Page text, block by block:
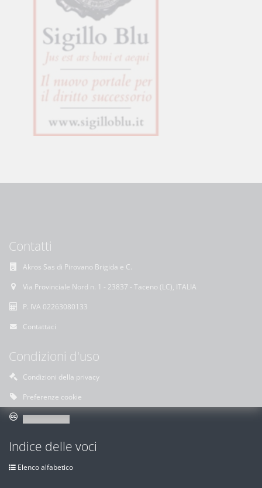
Contatti
Akros Sas di Pirovano Brigida e C.
Via Provinciale Nord n. 1 - 23837 - Taceno (LC), ITALIA
P. IVA 02263080133
Contattaci
Condizioni d'uso
Condizioni della privacy
Preferenze cookie
Indice delle voci
Elenco alfabetico